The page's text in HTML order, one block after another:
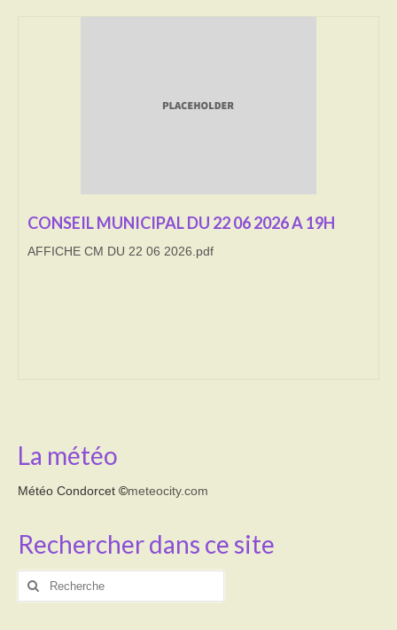
DECHETS VERTS
CONSEIL MUNICIPAL DU 22 06 2026 A 19H
AFFICHE CM DU 22 06 2026.pdf
La météo
Météo Condorcet ©meteocity.com
Rechercher dans ce site
Rechercher